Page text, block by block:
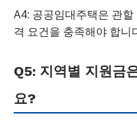
A4: 공공임대주택은 관
격 요건을 충족해야 합니
Q5: 지역별 지원금
요?